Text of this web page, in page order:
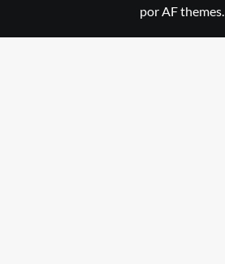
por AF themes.